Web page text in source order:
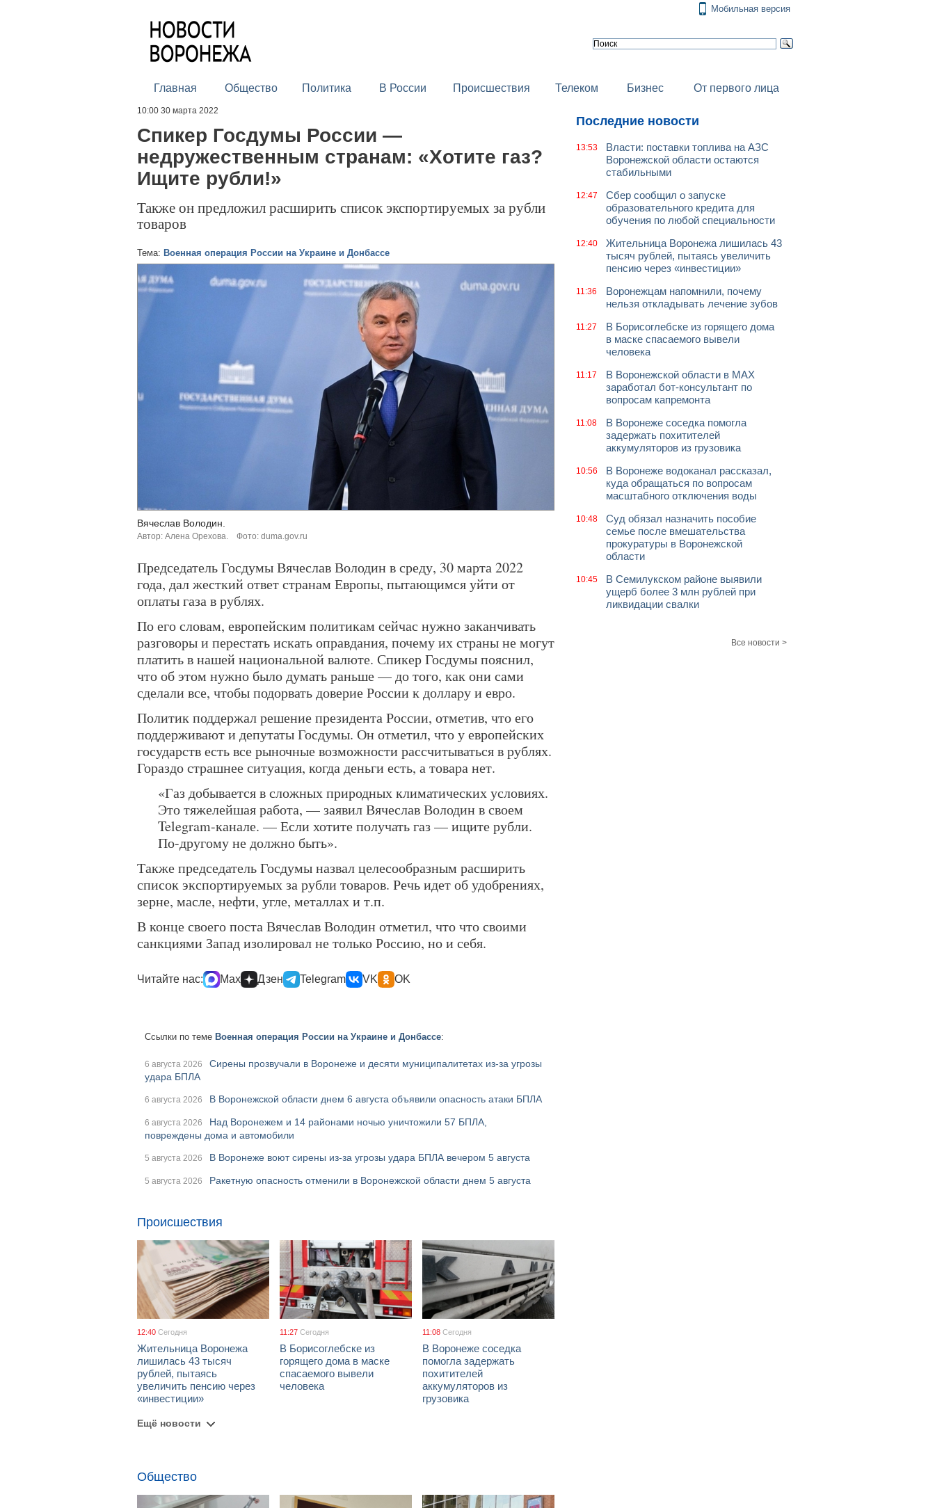
Мобильная версия
Главная Общество Политика В России Происшествия Телеком Бизнес От первого лица
10:00 30 марта 2022
Спикер Госдумы России —
недружественным странам: «Хотите газ?
Ищите рубли!»
Также он предложил расширить список экспортируемых за рубли
товаров
Тема: Военная операция России на Украине и Донбассе
Вячеслав Володин.
Автор: Алена Орехова. Фото: duma.gov.ru
Председатель Госдумы Вячеслав Володин в среду, 30 марта 2022
года, дал жесткий ответ странам Европы, пытающимся уйти от
оплаты газа в рублях.
По его словам, европейским политикам сейчас нужно заканчивать
разговоры и перестать искать оправдания, почему их страны не могут
платить в нашей национальной валюте. Спикер Госдумы пояснил,
что об этом нужно было думать раньше — до того, как они сами
сделали все, чтобы подорвать доверие России к доллару и евро.
Политик поддержал решение президента России, отметив, что его
поддерживают и депутаты Госдумы. Он отметил, что у европейских
государств есть все рыночные возможности рассчитываться в рублях.
Гораздо страшнее ситуация, когда деньги есть, а товара нет.
«Газ добывается в сложных природных климатических условиях.
Это тяжелейшая работа, — заявил Вячеслав Володин в своем
Telegram-канале. — Если хотите получать газ — ищите рубли.
По-другому не должно быть».
Также председатель Госдумы назвал целесообразным расширить
список экспортируемых за рубли товаров. Речь идет об удобрениях,
зерне, масле, нефти, угле, металлах и т.п.
В конце своего поста Вячеслав Володин отметил, что что своими
санкциями Запад изолировал не только Россию, но и себя.
Читайте нас: Max Дзен Telegram VK OK
Ссылки по теме Военная операция России на Украине и Донбассе:
6 августа 2026
Сирены прозвучали в Воронеже и десяти муниципалитетах из-за угрозы
удара БПЛА
6 августа 2026 В Воронежской области днем 6 августа объявили опасность атаки БПЛА
6 августа 2026
Над Воронежем и 14 районами ночью уничтожили 57 БПЛА,
повреждены дома и автомобили
5 августа 2026 В Воронеже воют сирены из-за угрозы удара БПЛА вечером 5 августа
5 августа 2026 Ракетную опасность отменили в Воронежской области днем 5 августа
Происшествия
12:40 Сегодня
Жительница Воронежа
лишилась 43 тысяч
рублей, пытаясь
увеличить пенсию через
«инвестиции»
11:27 Сегодня
В Борисоглебске из
горящего дома в маске
спасаемого вывели
человека
11:08 Сегодня
В Воронеже соседка
помогла задержать
похитителей
аккумуляторов из
грузовика
Ещё новости
Общество
Последние новости
13:53
Власти: поставки топлива на АЗС
Воронежской области остаются
стабильными
12:47
Сбер сообщил о запуске
образовательного кредита для
обучения по любой специальности
12:40
Жительница Воронежа лишилась 43
тысяч рублей, пытаясь увеличить
пенсию через «инвестиции»
11:36
Воронежцам напомнили, почему
нельзя откладывать лечение зубов
11:27
В Борисоглебске из горящего дома
в маске спасаемого вывели
человека
11:17
В Воронежской области в МАХ
заработал бот-консультант по
вопросам капремонта
11:08
В Воронеже соседка помогла
задержать похитителей
аккумуляторов из грузовика
10:56
В Воронеже водоканал рассказал,
куда обращаться по вопросам
масштабного отключения воды
10:48
Суд обязал назначить пособие
семье после вмешательства
прокуратуры в Воронежской
области
10:45
В Семилукском районе выявили
ущерб более 3 млн рублей при
ликвидации свалки
Все новости >